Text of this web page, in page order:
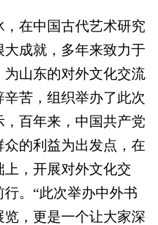
在中国古代艺术研究
成就，多年来致力于
山东的对外文化交流
苦，组织举办了此次
百年来，中国共产党
的利益为出发点，在
，开展对外文化交
。“此次举办中外书
，更是一个让大家深